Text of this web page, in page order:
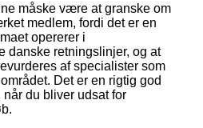
måske være at granske om
medlem, fordi det er en
opererer i
danske retningslinjer, og at
af specialister som
Det er en rigtig god
du bliver udsat for